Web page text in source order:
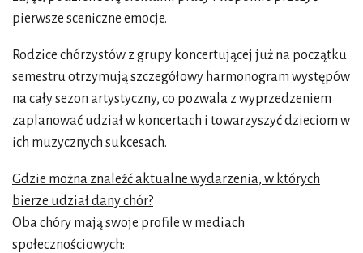
pierwsze sceniczne emocje.
Rodzice chórzystów z grupy koncertującej już na początku
semestru otrzymują szczegółowy harmonogram występów
na cały sezon artystyczny, co pozwala z wyprzedzeniem
zaplanować udział w koncertach i towarzyszyć dzieciom w
ich muzycznych sukcesach.
Gdzie można znaleźć aktualne wydarzenia, w których
bierze udział dany chór?
Oba chóry mają swoje profile w mediach
społecznościowych: